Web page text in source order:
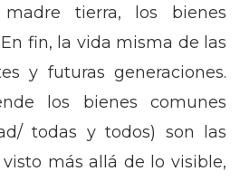
tierra, los bienes
fin, la vida misma de las
y futuras generaciones.
los bienes comunes
todas y todos) son las
más allá de lo visible,